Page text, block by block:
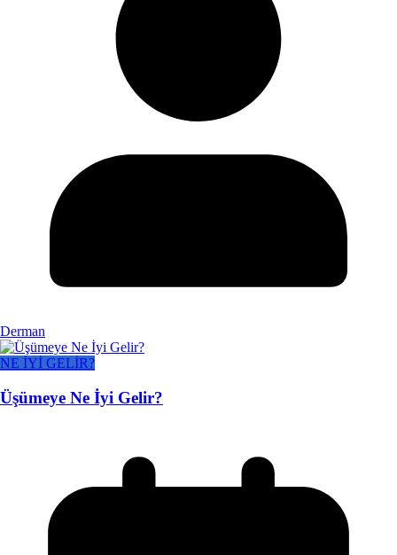
Derman
NE İYİ GELİR?
Üşümeye Ne İyi Gelir?